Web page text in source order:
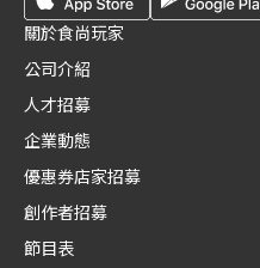
關於食尚玩家
公司介紹
人才招募
企業動態
優惠券店家招募
創作者招募
節目表